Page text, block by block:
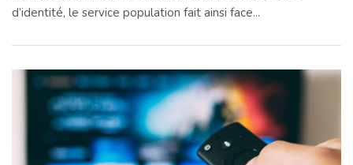
d’identité, le service population fait ainsi face...